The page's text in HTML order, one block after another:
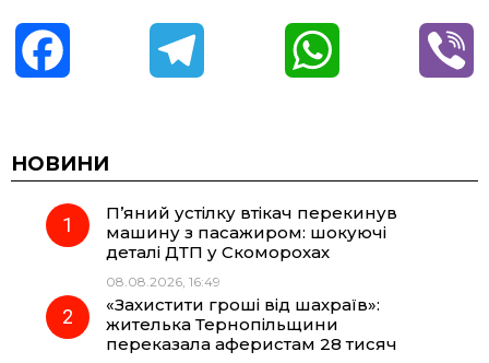
c
e
o
e
g
r
t
НОВИНИ
П’яний устілку втікач перекинув
машину з пасажиром: шокуючі
деталі ДТП у Скоморохах
08.08.2026, 16:49
«Захистити гроші від шахраїв»:
жителька Тернопільщини
переказала аферистам 28 тисяч